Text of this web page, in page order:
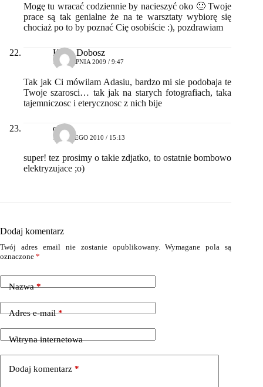
Mogę tu wracać codziennie by nacieszyć oko 🙂 Twoje
prace są tak genialne że na te warsztaty wybiorę się
chociaż po to by poznać Cię osobiście :), pozdrawiam
Kasia Dobosz
17 SIERPNIA 2009 / 9:47
Tak jak Ci mówilam Adasiu, bardzo mi sie podobaja te
Twoje szarosci… tak jak na starych fotografiach, taka
tajemniczosc i eterycznosc z nich bije
olga
19 LUTEGO 2010 / 15:13
super! tez prosimy o takie zdjatko, to ostatnie bombowo
elektryzujace ;o)
Dodaj komentarz
Twój adres email nie zostanie opublikowany.
Wymagane pola są
oznaczone *
Nazwa*
Adres e-mail*
Witryna internetowa
Dodaj komentarz *